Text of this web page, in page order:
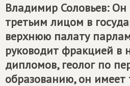
Владимир Соловьев: Он
третьим лицом в
верхнюю палату
руководит фракцией в
дипломов, геолог по
образованию, он имеет